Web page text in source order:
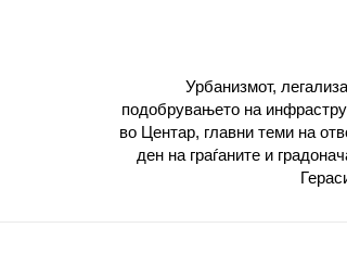
Урбанизмот,
подобрувањето на
во Центар, главни теми на
ден на граѓаните и